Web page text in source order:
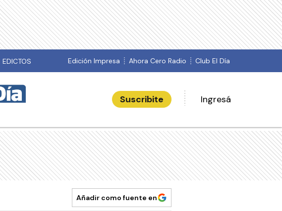
EDICTOS Edición Impresa Ahora Cero Radio Club El Día
Suscribite Ingresá
Añadir como fuente en